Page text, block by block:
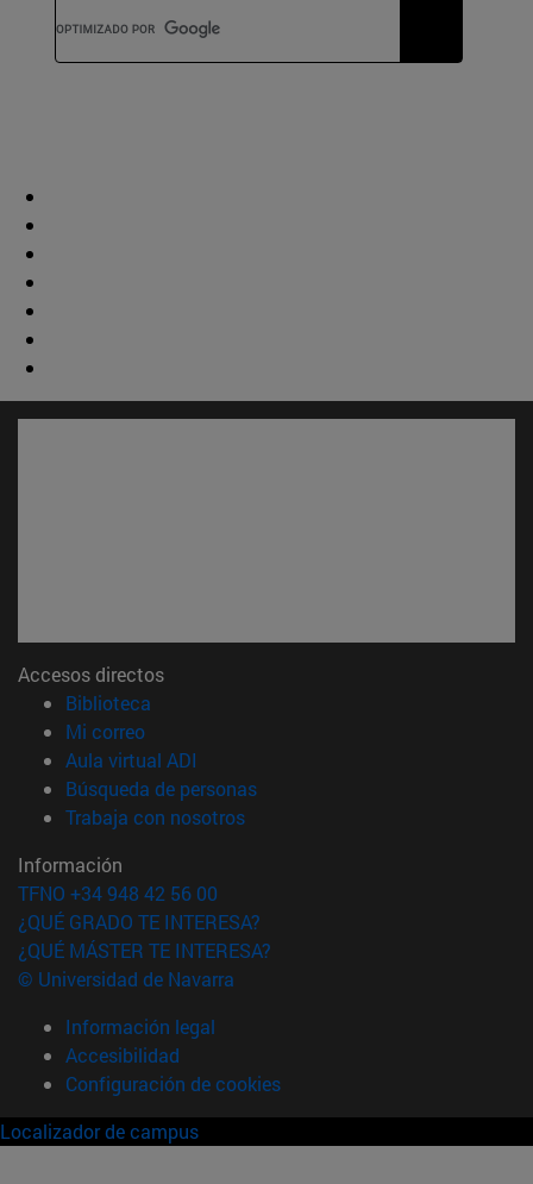
Accesos directos
Biblioteca
Mi correo(abre en nueva ventana)
Aula virtual ADI
Búsqueda de personas(abre en nueva ventana)
Trabaja con nosotros(abre en nueva ventana)
Información
TFNO +34 948 42 56 00
¿QUÉ GRADO TE INTERESA?
¿QUÉ MÁSTER TE INTERESA?
© Universidad de Navarra
Información legal
Accesibilidad
Configuración de cookies
Localizador de campus